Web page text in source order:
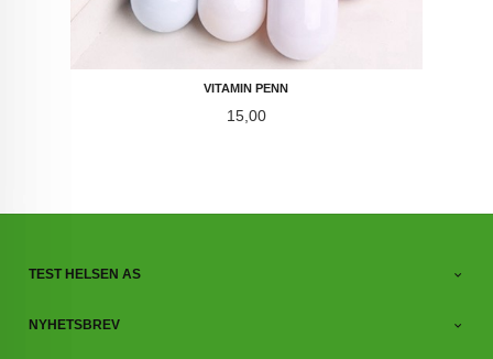
VITAMIN PENN
Pris
15,00
TEST HELSEN AS
NYHETSBREV